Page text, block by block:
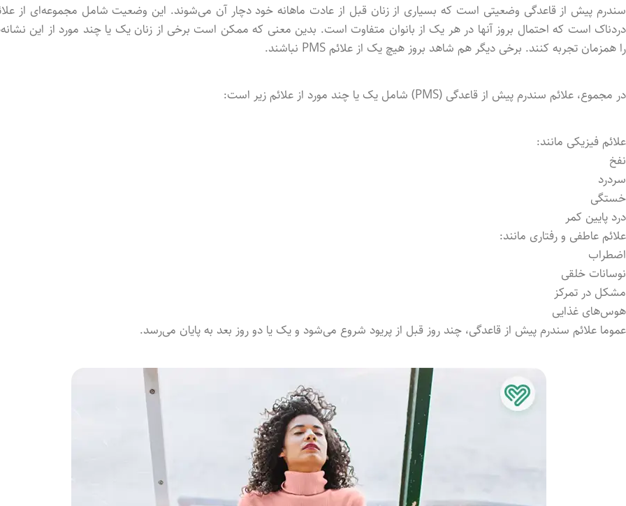
سندرم پیش از قاعدگی وضعیتی است که بسیاری از زنان قبل از عادت ماهانه خود دچار آن می‌شوند. این وضعیت شامل مجموعه‌ای از
دردناک است که احتمال بروز آنها در هر یک از بانوان متفاوت است. بدین معنی که ممکن است برخی از زنان یک یا چند مورد از این
را همزمان تجربه کنند. برخی دیگر هم شاهد بروز هیچ یک از علائم PMS نباشند.
در مجموع، علائم سندرم پیش از قاعدگی (PMS) شامل یک یا چند مورد از علائم زیر است:
علائم فیزیکی مانند:
نفخ
سردرد
خستگی
درد پایین کمر
علائم عاطفی و رفتاری مانند:
اضطراب
نوسانات خلقی
مشکل در تمرکز
هوس‌های غذایی
عموما علائم سندرم پیش از قاعدگی، چند روز قبل از پریود شروع می‌شود و یک یا دو روز بعد به پایان می‌رسد.